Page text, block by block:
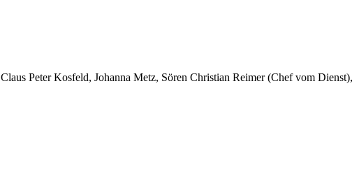
Claus Peter Kosfeld, Johanna Metz, Sören Christian Reimer (Chef vom Dienst),